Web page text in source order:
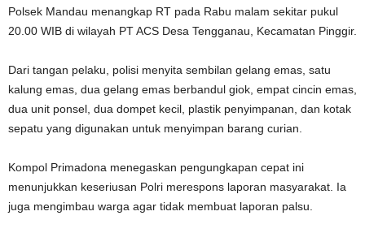
Polsek Mandau menangkap RT pada Rabu malam sekitar pukul
20.00 WIB di wilayah PT ACS Desa Tengganau, Kecamatan Pinggir.
Dari tangan pelaku, polisi menyita sembilan gelang emas, satu
kalung emas, dua gelang emas berbandul giok, empat cincin emas,
dua unit ponsel, dua dompet kecil, plastik penyimpanan, dan kotak
sepatu yang digunakan untuk menyimpan barang curian.
Kompol Primadona menegaskan pengungkapan cepat ini
menunjukkan keseriusan Polri merespons laporan masyarakat. Ia
juga mengimbau warga agar tidak membuat laporan palsu.